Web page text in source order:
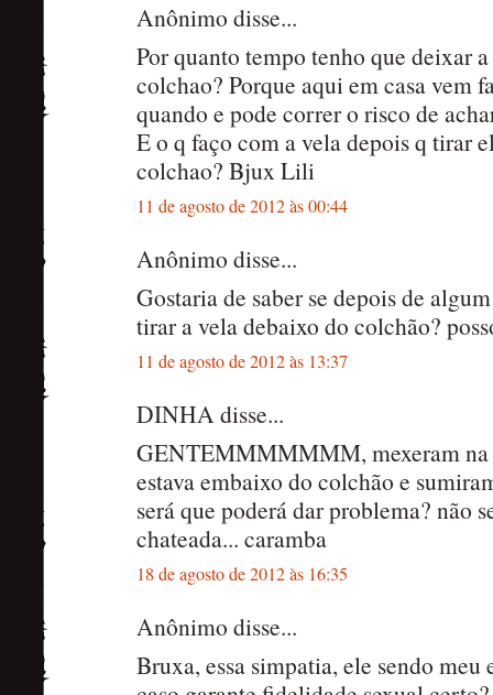
Anônimo disse...
Por quanto tempo tenho que deixar
colchao? Porque aqui em casa vem
quando e pode correr o risco de
E o q faço com a vela depois q tirar
colchao? Bjux Lili
11 de agosto de 2012 às 00:44
Anônimo disse...
Gostaria de saber se depois de
tirar a vela debaixo do colchão?
11 de agosto de 2012 às 13:37
DINHA disse...
GENTEMMMMMMM, mexeram na
estava embaixo do colchão e
será que poderá dar problema? não
chateada... caramba
18 de agosto de 2012 às 16:35
Anônimo disse...
Bruxa, essa simpatia, ele sendo meu